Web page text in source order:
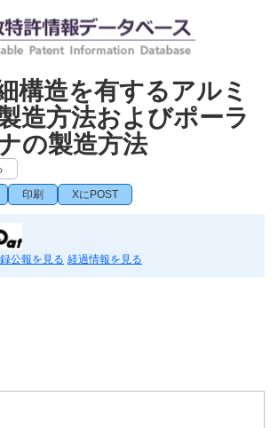
構造を有するアルミ
造方法およびポーラ
の製造方法
印刷 XにPOST
公報を見る 経過情報を見る